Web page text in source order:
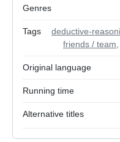
Genres
Tags deductive-
friends / team
Original language
Running time
Alternative titles